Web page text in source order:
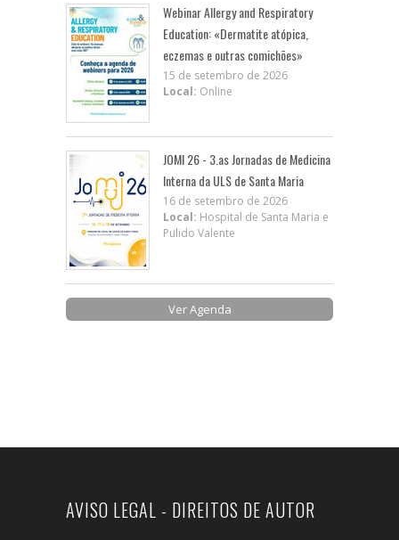
Webinar Allergy and Respiratory
Education: «Dermatite atópica,
eczemas e outras comichões»
15 de setembro de 2026
Local: Online
JOMI 26 - 3.as Jornadas de Medicina
Interna da ULS de Santa Maria
16 de setembro de 2026
Local: Hospital de Santa Maria e
Pulido Valente
Ver Agenda
AVISO LEGAL - DIREITOS DE AUTOR